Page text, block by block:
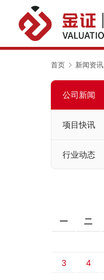
首页 新闻资讯
公司新闻
项目快讯
行业动态
一 二
3 4